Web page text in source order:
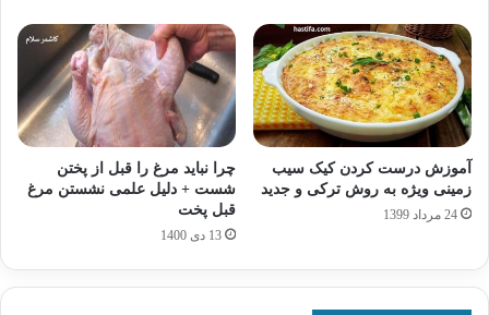
آموزش درست کردن کیک سیب
زمینی ویژه به روش ترکی و جدید
24 مرداد 1399
چرا نباید مرغ را قبل از پختن
شست + دلیل علمی نشستن مرغ
قبل پخت
13 دی 1400